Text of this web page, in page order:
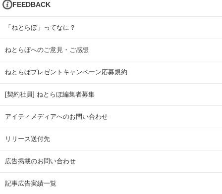
FEEDBACK
「ねとらぼ」ってなに？
ねとらぼへのご意見・ご感想
ねとらぼプレゼントキャンペーン応募規約
[契約社員] ねとらぼ編集者募集
アイティメディアへのお問い合わせ
リリース送付先
広告掲載のお問い合わせ
記事広告実績一覧